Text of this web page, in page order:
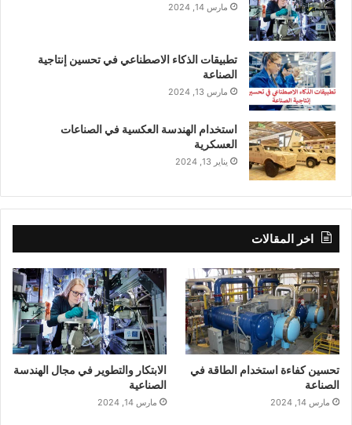
مارس 14, 2024
تطبيقات الذكاء الاصطناعي في تحسين إنتاجية
الصناعة
مارس 13, 2024
استخدام الهندسة العكسية في الصناعات
العسكرية
يناير 13, 2024
اخر المقالات
تحسين كفاءة استخدام الطاقة في
الصناعة
مارس 14, 2024
الابتكار والتطوير في مجال الهندسة
الصناعية
مارس 14, 2024